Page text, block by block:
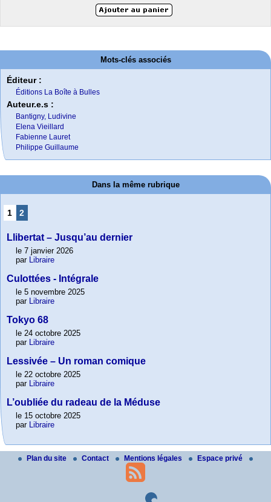
Mots-clés associés
Éditeur :
Éditions La Boîte à Bulles
Auteur.e.s :
Bantigny, Ludivine
Elena Vieillard
Fabienne Lauret
Philippe Guillaume
Dans la même rubrique
1 2
Llibertat – Jusqu’au dernier
le 7 janvier 2026
par Libraire
Culottées - Intégrale
le 5 novembre 2025
par Libraire
Tokyo 68
le 24 octobre 2025
par Libraire
Lessivée – Un roman comique
le 22 octobre 2025
par Libraire
L’oubliée du radeau de la Méduse
le 15 octobre 2025
par Libraire
Plan du site Contact Mentions légales Espace privé